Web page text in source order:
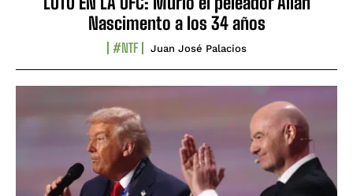
Nascimento a los 34 años
#NTF Juan José Palacios